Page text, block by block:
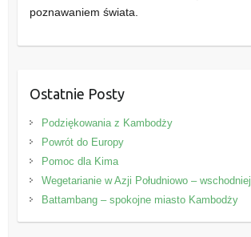
poznawaniem świata.
Ostatnie Posty
Podziękowania z Kambodży
Powrót do Europy
Pomoc dla Kima
Wegetarianie w Azji Południowo – wschodniej
Battambang – spokojne miasto Kambodży